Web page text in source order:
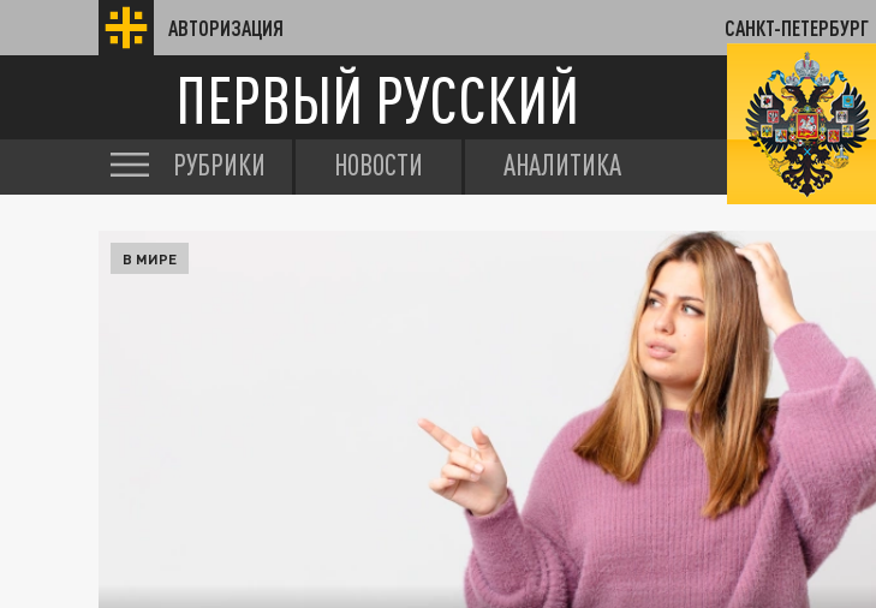
АВТОРИЗАЦИЯ САНКТ-ПЕТЕРБУРГ
ПЕРВЫЙ РУССКИЙ
РУБРИКИ НОВОСТИ АНАЛИТИКА
В МИРЕ